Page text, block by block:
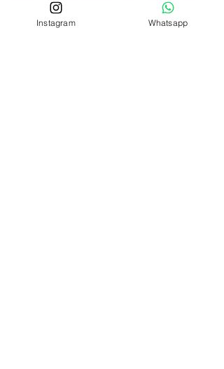
gemäß der Datenschutz-
Grundverordnung (DSGVO).
Instagram Whatsapp